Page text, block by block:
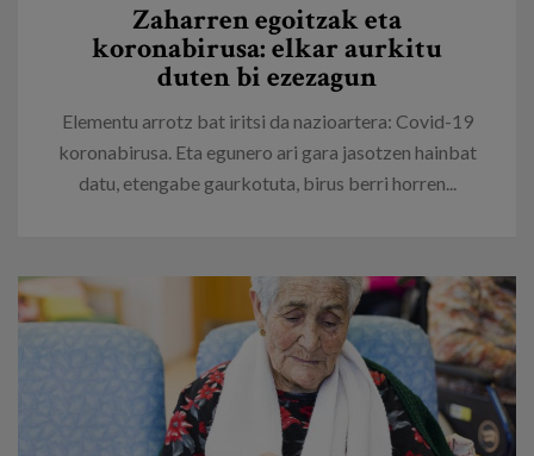
Zaharren egoitzak eta
koronabirusa: elkar aurkitu
duten bi ezezagun
Elementu arrotz bat iritsi da nazioartera: Covid-19
koronabirusa. Eta egunero ari gara jasotzen hainbat
datu, etengabe gaurkotuta, birus berri horren...